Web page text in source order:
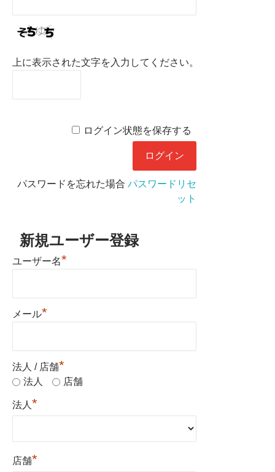
上に表示された文字を入力してください。
ログイン状態を保存する
パスワードを忘れた場合 パスワードリセ
ット
新規ユーザー登録
ユーザー名*
メール*
法人 / 店舗*
法人 店舗
法人 *
店舗*